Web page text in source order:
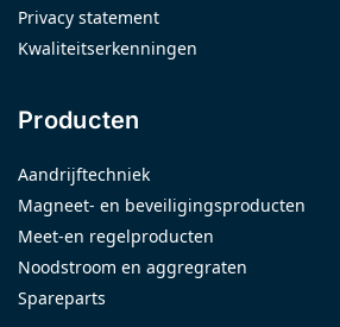
Privacy statement
Kwaliteitserkenningen
Producten
Aandrijftechniek
Magneet- en beveiligingsproducten
Meet-en regelproducten
Noodstroom en aggregraten
Spareparts